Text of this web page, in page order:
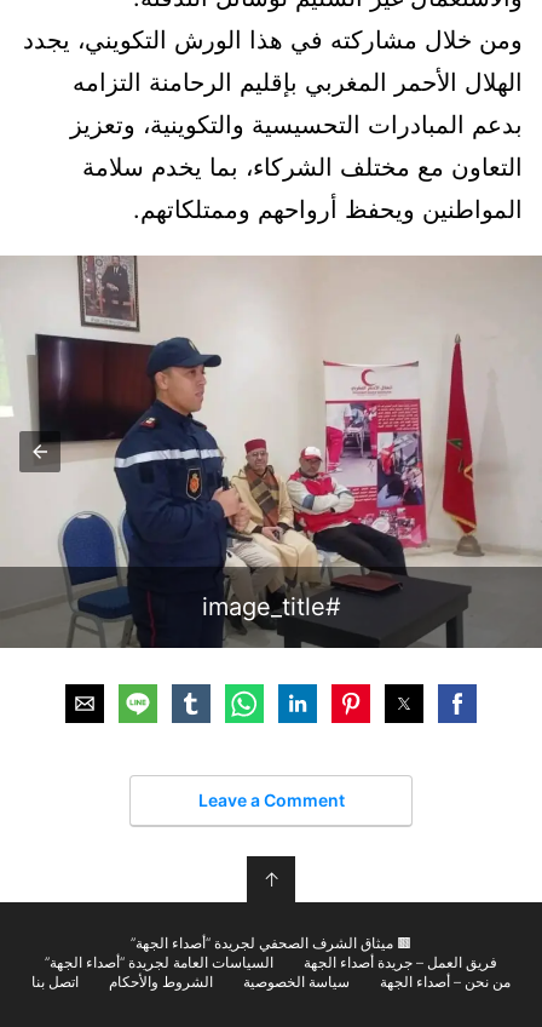
ومن خلال مشاركته في هذا الورش التكويني، يجدد
الهلال الأحمر المغربي بإقليم الرحامنة التزامه
بدعم المبادرات التحسيسية والتكوينية، وتعزيز
التعاون مع مختلف الشركاء، بما يخدم سلامة
المواطنين ويحفظ أرواحهم وممتلكاتهم.
#image_title
Leave a Comment
↑
🟫 ميثاق الشرف الصحفي لجريدة “أصداء الجهة”
فريق العمل – جريدة أصداء الجهة
السياسات العامة لجريدة “أصداء الجهة”
من نحن – أصداء الجهة
سياسة الخصوصية الشروط والأحكام اتصل بنا